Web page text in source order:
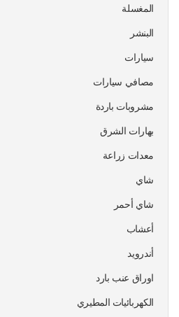
المغسلة
البنشر
سيارات
مصافي سيارات
مشروبات باردة
بهارات الشرق
معدات زراعة
شاي
شاي أحمر
أعشاب
أندرويد
اوراق عنب بارد
الكهربائيات المطيري